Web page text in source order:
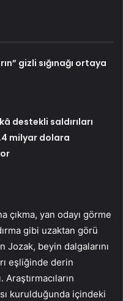
gizli sığınağı ortaya
destekli saldırıları
milyar dolara
çıkma, yan odayı görme
gibi uzaktan görü
beyin dalgalarını
eşliğinde derin
kurulduğunda içindeki